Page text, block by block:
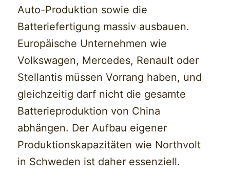
Auto-Produktion sowie die
Batteriefertigung massiv ausbauen.
Europäische Unternehmen wie
Volkswagen, Mercedes, Renault oder
Stellantis müssen Vorrang haben, und
gleichzeitig darf nicht die gesamte
Batterieproduktion von China
abhängen. Der Aufbau eigener
Produktionskapazitäten wie Northvolt
in Schweden ist daher essenziell.